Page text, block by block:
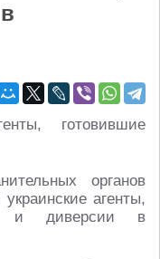
органов
агенты,
и диверсии в